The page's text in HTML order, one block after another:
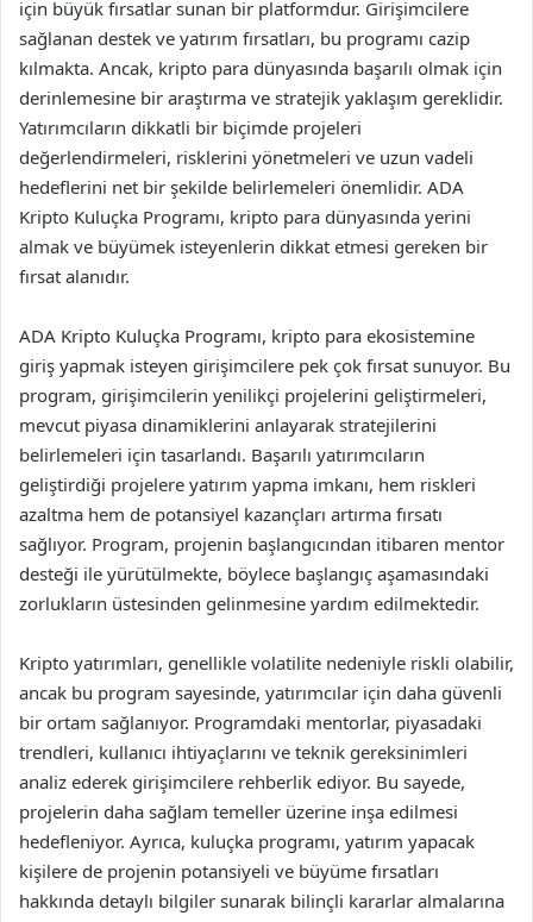
için büyük fırsatlar sunan bir platformdur. Girişimcilere
sağlanan destek ve yatırım fırsatları, bu programı cazip
kılmakta. Ancak, kripto para dünyasında başarılı olmak için
derinlemesine bir araştırma ve stratejik yaklaşım gereklidir.
Yatırımcıların dikkatli bir biçimde projeleri
değerlendirmeleri, risklerini yönetmeleri ve uzun vadeli
hedeflerini net bir şekilde belirlemeleri önemlidir. ADA
Kripto Kuluçka Programı, kripto para dünyasında yerini
almak ve büyümek isteyenlerin dikkat etmesi gereken bir
fırsat alanıdır.
ADA Kripto Kuluçka Programı, kripto para ekosistemine
giriş yapmak isteyen girişimcilere pek çok fırsat sunuyor. Bu
program, girişimcilerin yenilikçi projelerini geliştirmeleri,
mevcut piyasa dinamiklerini anlayarak stratejilerini
belirlemeleri için tasarlandı. Başarılı yatırımcıların
geliştirdiği projelere yatırım yapma imkanı, hem riskleri
azaltma hem de potansiyel kazançları artırma fırsatı
sağlıyor. Program, projenin başlangıcından itibaren mentor
desteği ile yürütülmekte, böylece başlangıç aşamasındaki
zorlukların üstesinden gelinmesine yardım edilmektedir.
Kripto yatırımları, genellikle volatilite nedeniyle riskli olabilir,
ancak bu program sayesinde, yatırımcılar için daha güvenli
bir ortam sağlanıyor. Programdaki mentorlar, piyasadaki
trendleri, kullanıcı ihtiyaçlarını ve teknik gereksinimleri
analiz ederek girişimcilere rehberlik ediyor. Bu sayede,
projelerin daha sağlam temeller üzerine inşa edilmesi
hedefleniyor. Ayrıca, kuluçka programı, yatırım yapacak
kişilere de projenin potansiyeli ve büyüme fırsatları
hakkında detaylı bilgiler sunarak bilinçli kararlar almalarına